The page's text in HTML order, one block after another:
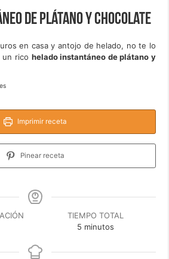
de plátano y chocolate
en casa y antojo de helado, no te lo
un rico helado instantáneo de plátano y
Imprimir receta
Pinear receta
TIEMPO TOTAL
5minutos
minutos